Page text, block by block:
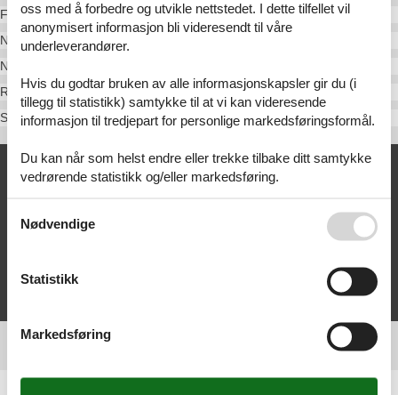
Fanø Bad
Nordby
Nyby
Rindby
Sønderho
Tilbud og rabatter på
Følg med på gode tilbud fra våre partnere! La deg inspirere og få
oss med å forbedre og utvikle nettstedet. I dette tilfellet vil
anonymisert informasjon bli videresendt til våre
underleverandører.
Hvis du godtar bruken av alle informasjonskapsler gir du (i
tillegg til statistikk) samtykke til at vi kan videresende
informasjon til tredjepart for personlige markedsføringsformål.
Du kan når som helst endre eller trekke tilbake ditt samtykke
vedrørende statistikk og/eller markedsføring.
Nødvendige
Statistikk
Markedsføring